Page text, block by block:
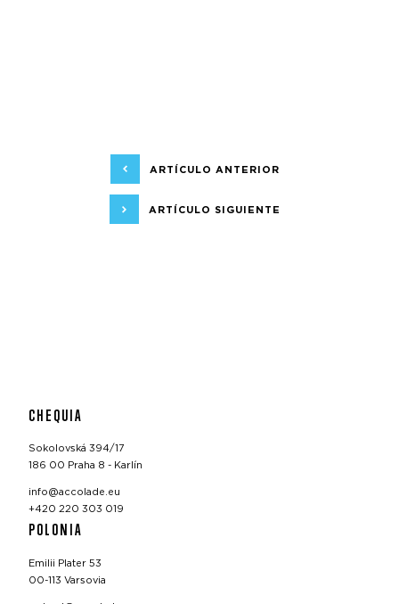
ARTÍCULO ANTERIOR
ARTÍCULO SIGUIENTE
CHEQUIA
Sokolovská 394/17
186 00 Praha 8 - Karlín
info@accolade.eu
+420 220 303 019
POLONIA
Emilii Plater 53
00-113 Varsovia